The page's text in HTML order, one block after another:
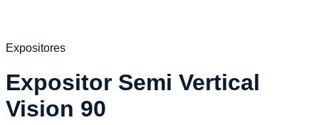
Expositores
Expositor Semi Vertical
Vision 90